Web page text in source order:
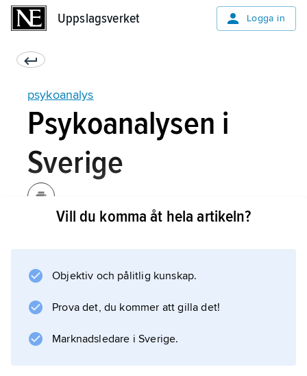
Uppslagsverket Logga in
psykoanalys
Psykoanalysen i
Sverige
till ett fåtal personer. Deras intresse var
emellertid övergående. Flera läkare
kritiserade psykoanalysen utan att ha vare sig
kännedom om hans praktik. Med anknytning
Vill du komma åt hela artikeln?
Objektiv och pålitlig kunskap.
Prova det, du kommer att gilla det!
Marknadsledare i Sverige.